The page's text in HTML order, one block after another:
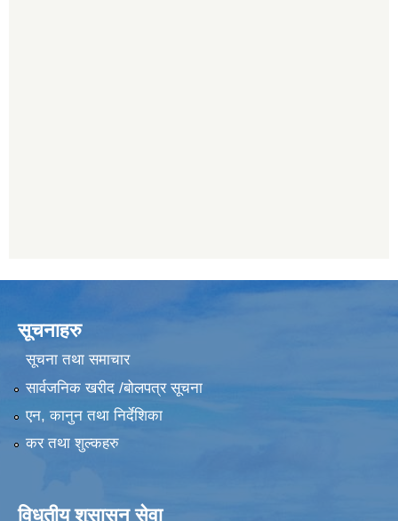
सूचनाहरु
सूचना तथा समाचार
सार्वजनिक खरीद /बोलपत्र सूचना
एन, कानुन तथा निर्देशिका
कर तथा शुल्कहरु
विधुतीय शुसासन सेवा